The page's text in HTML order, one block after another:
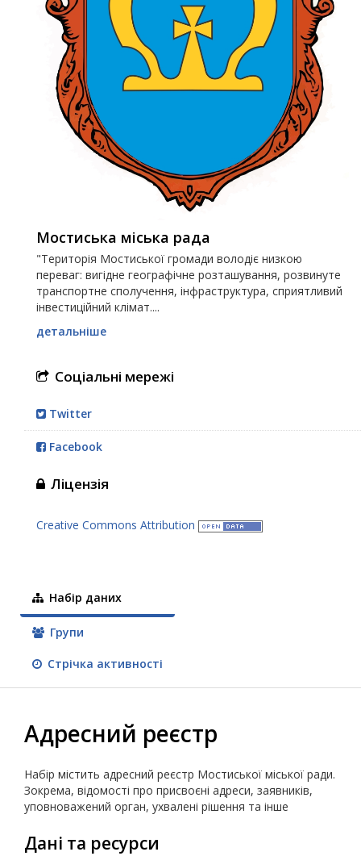
Мостиська міська рада
"Територія Мостиської громади володіє низкою
переваг: вигідне географічне розташування, розвинуте
транспортне сполучення, інфраструктура, сприятливий
інвестиційний клімат....
детальніше
Соціальні мережі
Twitter
Facebook
Ліцензія
Creative Commons Attribution
Набір даних
Групи
Стрічка активності
Адресний реєстр
Набір містить адресний реєстр Мостиської міської ради.
Зокрема, відомості про присвоєні адреси, заявників,
уповноважений орган, ухвалені рішення та інше
Дані та ресурси